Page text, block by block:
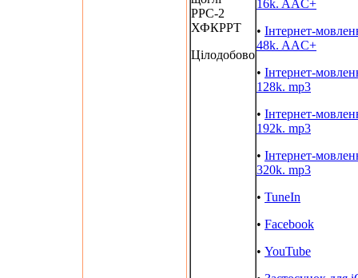
РРС-2
ХФКРРТ
Цілодобово
16k. AAC+
• Інтернет-
48k. AAC+
• Інтернет-
128k. mp3
• Інтернет-
192k. mp3
• Інтернет-
320k. mp3
• TuneIn
• Facebook
• YouTube